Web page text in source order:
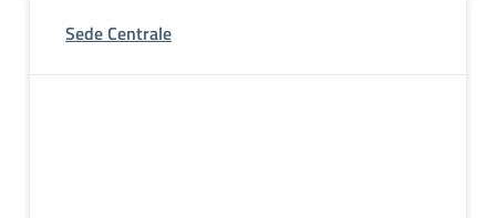
Sede Centrale